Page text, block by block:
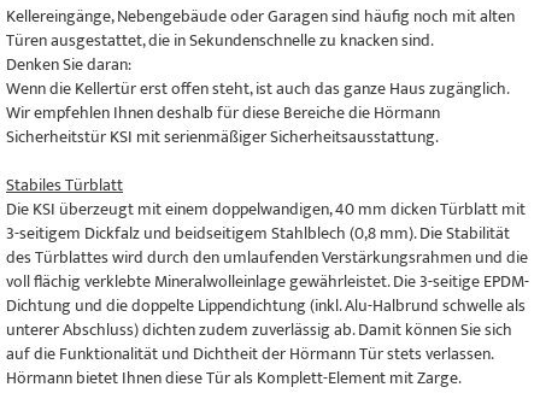
Kellereingänge, Nebengebäude oder Garagen sind häufig noch mit alten
Türen ausgestattet, die in Sekundenschnelle zu knacken sind.
Denken Sie daran:
Wenn die Kellertür erst offen steht, ist auch das ganze Haus zugänglich.
Wir empfehlen Ihnen deshalb für diese Bereiche die Hörmann
Sicherheitstür KSI mit serienmäßiger Sicherheitsausstattung.
Stabiles Türblatt
Die KSI überzeugt mit einem doppelwandigen, 40 mm dicken Türblatt mit
3-seitigem Dickfalz und beidseitigem Stahlblech (0,8 mm). Die Stabilität
des Türblattes wird durch den umlaufenden Verstärkungsrahmen und die
voll flächig verklebte Mineralwolleinlage gewährleistet. Die 3-seitige EPDM-
Dichtung und die doppelte Lippendichtung (inkl. Alu-Halbrund schwelle als
unterer Abschluss) dichten zudem zuverlässig ab. Damit können Sie sich
auf die Funktionalität und Dichtheit der Hörmann Tür stets verlassen.
Hörmann bietet Ihnen diese Tür als Komplett-Element mit Zarge.